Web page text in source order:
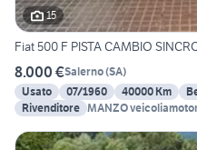
15
Fiat 500 F PISTA CAMBIO
8.000 €Salerno(SA)
Usato
07/1960 40000 Km
Rivenditore
MANZO